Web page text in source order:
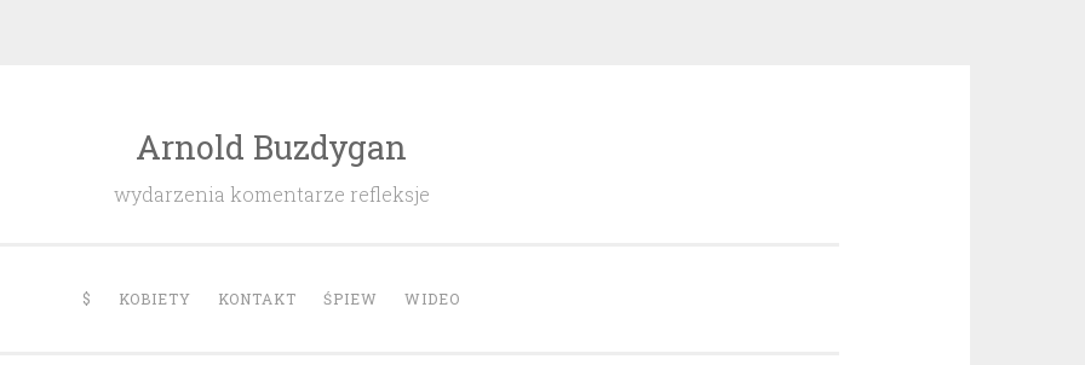
Arnold Buzdygan
wydarzenia komentarze refleksje
$ KOBIETY KONTAKT ŚPIEW WIDEO